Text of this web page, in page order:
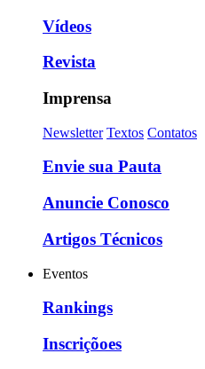
Vídeos
Revista
Imprensa
Newsletter Textos Contatos
Envie sua Pauta
Anuncie Conosco
Artigos Técnicos
Eventos
Rankings
Inscriçõoes